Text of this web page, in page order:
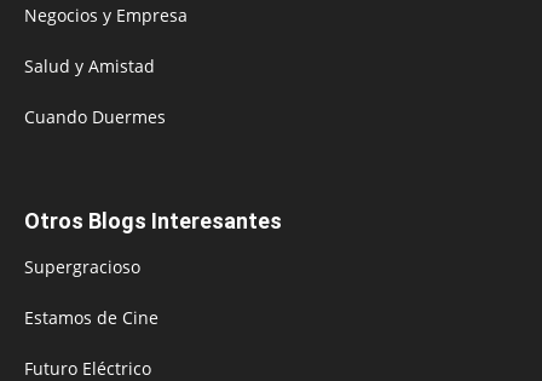
Negocios y Empresa
Salud y Amistad
Cuando Duermes
Otros Blogs Interesantes
Supergracioso
Estamos de Cine
Futuro Eléctrico